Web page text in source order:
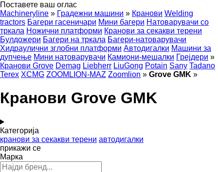
Поставете ваш оглас
Machineryline » Градежни машини » Кранови Welding
tractors Багери гасеничари Мини багери Натоварувачи со
тркала Ножични платформи Кранови за секакви терени
Булдожери Багери на тркала Багери-натоварувачи
Хидраулични зглобни платформи Автодигалки Машини за
дупчење Мини натоварувачи Камиони-мешалки Грејдери »
Кранови Grove Demag Liebherr LiuGong Potain Sany Tadano
Terex XCMG ZOOMLION-MAZ Zoomlion » Grove GMK »
Кранови Grove GMK
Категорија
кранови за секакви терени автодигалки
прикажи се
Марка